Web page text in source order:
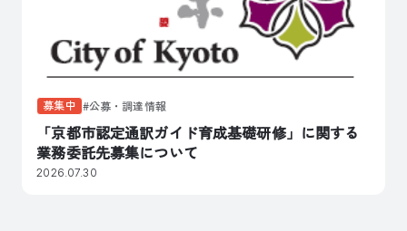
募集中 公募・調達情報
「京都市認定通訳ガイド育成基礎研修」に関する
業務委託先募集について
2026.07.30